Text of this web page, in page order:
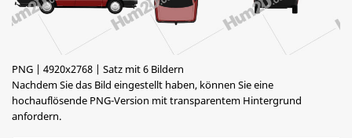
PNG | 4920x2768 | Satz mit 6 Bildern
Nachdem Sie das Bild eingestellt haben, können Sie eine
hochauflösende PNG-Version mit transparentem Hintergrund
anfordern.